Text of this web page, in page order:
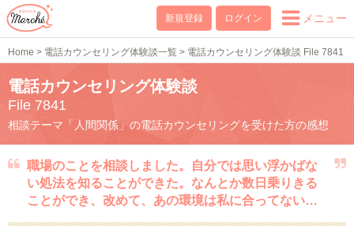
新規登録 ログイン メニュー
Home > 電話カウンセリング体験談一覧 > 電話カウンセリング体験談 File 7841
電話カウンセリング体験談
File 7841
相談テーマ「人間関係」の電話カウンセリングを受けた方の感想
職場のことを相談しました。自分では思い浮かばな
い処法を知ることができた。なんとか数日乗りきる
ことができ、改めて、あの環境は私に合ってない…